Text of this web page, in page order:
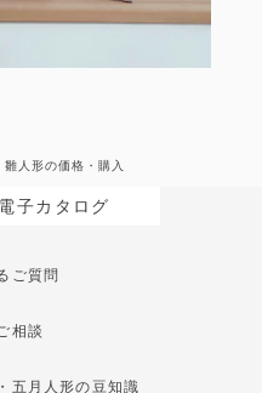
雛人形の価格・購入
電子カタログ
ご質問
相談
五月人形の豆知識